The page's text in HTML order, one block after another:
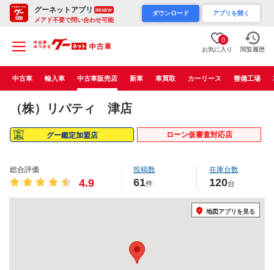
グーネットアプリ RENEW
メアド不要で問い合わせ可能
ダウンロード アプリを開く
0
お気に入り 閲覧履歴
中古車 輸入車 中古車販売店 新車 車買取 カーリース 整備工場
（株）リバティ 津店
グー鑑定加盟店 ローン仮審査対応店
総合評価
4.9
投稿数
61件
在庫台数
120台
地図アプリを見る